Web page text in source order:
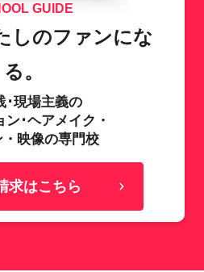
GUIDE
しのファンにな
る。
･現場主義の
ン･ヘアメイク・
映像の専門校
求はこちら